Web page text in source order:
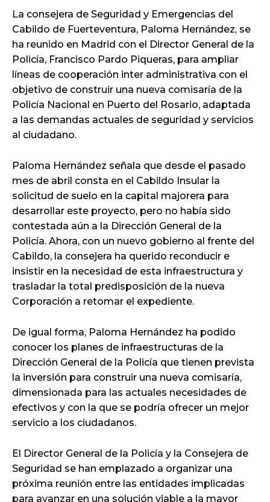
La consejera de Seguridad y Emergencias del
Cabildo de Fuerteventura, Paloma Hernández, se
ha reunido en Madrid con el Director General de la
Policía, Francisco Pardo Piqueras, para ampliar
líneas de cooperación inter administrativa con el
objetivo de construir una nueva comisaría de la
Policía Nacional en Puerto del Rosario, adaptada
a las demandas actuales de seguridad y servicios
al ciudadano.
Paloma Hernández señala que desde el pasado
mes de abril consta en el Cabildo Insular la
solicitud de suelo en la capital majorera para
desarrollar este proyecto, pero no había sido
contestada aún a la Dirección General de la
Policía. Ahora, con un nuevo gobierno al frente del
Cabildo, la consejera ha querido reconducir e
insistir en la necesidad de esta infraestructura y
trasladar la total predisposición de la nueva
Corporación a retomar el expediente.
De igual forma, Paloma Hernández ha podido
conocer los planes de infraestructuras de la
Dirección General de la Policía que tienen prevista
la inversión para construir una nueva comisaría,
dimensionada para las actuales necesidades de
efectivos y con la que se podría ofrecer un mejor
servicio a los ciudadanos.
El Director General de la Policía y la Consejera de
Seguridad se han emplazado a organizar una
próxima reunión entre las entidades implicadas
para avanzar en una solución viable a la mayor